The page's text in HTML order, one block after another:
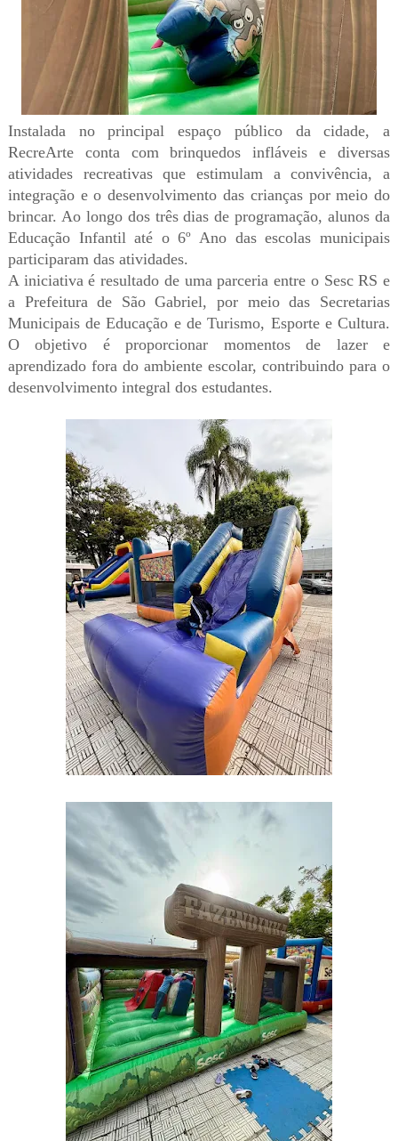
Instalada no principal espaço público da cidade, a
RecreArte conta com brinquedos infláveis e diversas
atividades recreativas que estimulam a convivência, a
integração e o desenvolvimento das crianças por meio do
brincar. Ao longo dos três dias de programação, alunos da
Educação Infantil até o 6º Ano das escolas municipais
participaram das atividades.
A iniciativa é resultado de uma parceria entre o Sesc RS e
a Prefeitura de São Gabriel, por meio das Secretarias
Municipais de Educação e de Turismo, Esporte e Cultura.
O objetivo é proporcionar momentos de lazer e
aprendizado fora do ambiente escolar, contribuindo para o
desenvolvimento integral dos estudantes.